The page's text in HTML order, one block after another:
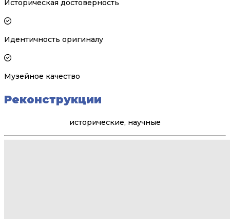
Историческая достоверность
Идентичность оригиналу
Музейное качество
Реконструкции
исторические, научные